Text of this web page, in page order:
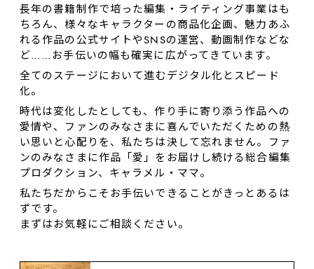
長年の書籍制作で培った編集・ライティング事業はも
ちろん、様々なキャラクターの商品化企画、魅力あふ
れる作品の公式サイトやSNSの運営、動画制作などな
ど……お⼿伝いの幅も確実に広がってきています。
全てのステージにおいて進むデジタル化とスピード
化。
時代は変化したとしても、作り⼿に寄り添う作品への
愛情や、ファンのみなさまに喜んでいただくための熱
い思いと心配りを、私たちは決して忘れません。ファ
ンのみなさまに作品「愛」をお届けし続ける総合編集
プロダクション、キャラメル・ママ。
私たちだからこそお手伝いできることがきっとあるは
ずです。
まずはお気軽にご相談ください。